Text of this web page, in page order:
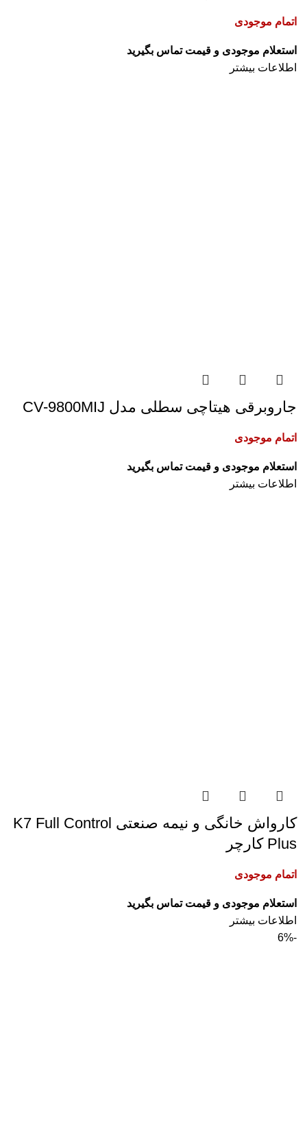
اتمام موجودی
استعلام موجودی و قیمت تماس بگیرید
اطلاعات بیشتر
جاروبرقی هیتاچی سطلی مدل CV-9800MIJ
اتمام موجودی
استعلام موجودی و قیمت تماس بگیرید
اطلاعات بیشتر
کارواش خانگی و نیمه صنعتی K7 Full Control
Plus کارچر
اتمام موجودی
استعلام موجودی و قیمت تماس بگیرید
اطلاعات بیشتر
-6%